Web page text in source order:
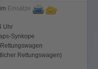
Einsätze
Uhr
Synkope
Rettungswagen)